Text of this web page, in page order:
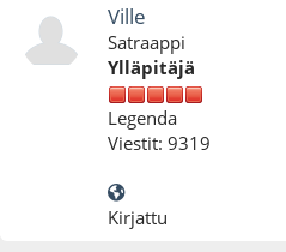
Ville
Satraappi
Ylläpitäjä
Legenda
Viestit: 9319
Kirjattu